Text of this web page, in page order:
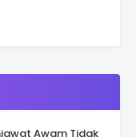
Awam Tidak